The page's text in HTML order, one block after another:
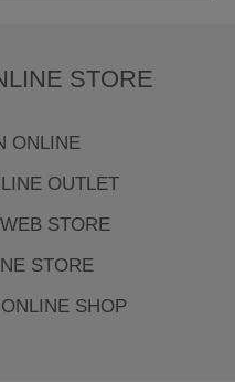
STORE
ONLINE
OUTLET
STORE
STORE
SHOP